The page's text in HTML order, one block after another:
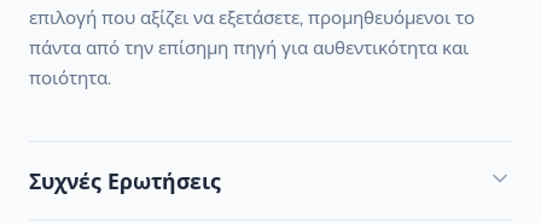
επιλογή που αξίζει να εξετάσετε, προμηθευόμενοι το
πάντα από την επίσημη πηγή για αυθεντικότητα και
ποιότητα.
Συχνές Ερωτήσεις